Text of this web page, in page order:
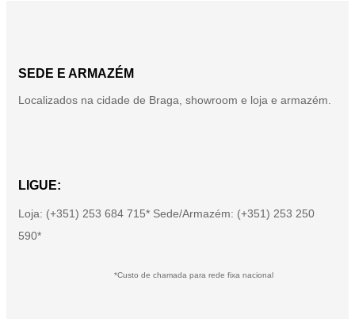
SEDE E ARMAZÉM
Localizados na cidade de Braga, showroom e loja e armazém.
LIGUE:
Loja: (+351) 253 684 715* Sede/Armazém: (+351) 253 250
590*
*Custo de chamada para rede fixa nacional